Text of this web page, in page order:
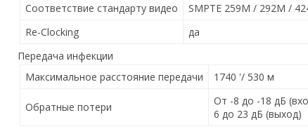
Соответствие стандарту видео
SMPTE 259M / 292M /
Re-Clocking
да
Передача инфекции
Максимальное расстояние передачи
1740 '/ 530 м
Обратные потери
От -8 до -18 дБ
6 до 23 дБ (выход)